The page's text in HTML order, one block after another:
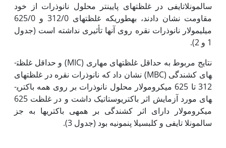
سالمونلاتایفی در غلظت­های پایینتر محلول نانوذرات از خود
مقاومت نشان دادند، به­طوری­که غلظت­های 312/0 و 625/0
میلی­مولار نانوذرات نقره روی آنها تأثیری نداشته است (جدول
1 و 2).
نتایج مربوط به حداقل غلظت­های مهاری (MIC) و حداقل غلظت­
های کشندگی (MBC) نشان داد که نانوذرات نقره در غلظت­های
312 تا 625 میکرومولار محلول نانوذرات بر روی همه باکتری­
های مورد آزمایش اثر باکتریوستاتیک داشت و در غلظت 625
میکرومولار دارای اثر کشندگی بر همه­ی باکتری­ها به جز
سالمونلا تایفی و کلبسیلا پنمونیه بود (جدول 3).